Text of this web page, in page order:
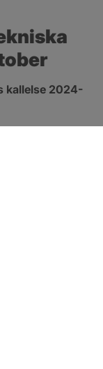
kallelse 2024-
i nytt fönster.